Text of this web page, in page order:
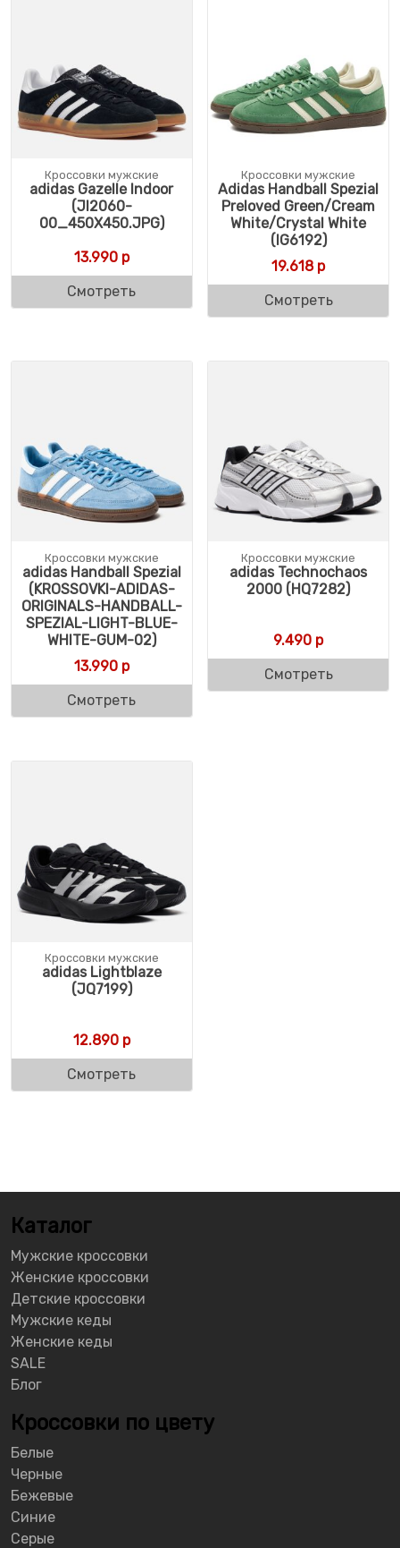
Кроссовки мужские
adidas Gazelle Indoor
(JI2060-
00_450X450.JPG)
13.990р
Смотреть
Кроссовки мужские
Adidas Handball Spezial
Preloved Green/Cream
White/Crystal White
(IG6192)
19.618р
Смотреть
Кроссовки мужские
adidas Handball Spezial
(KROSSOVKI-ADIDAS-
ORIGINALS-HANDBALL-
SPEZIAL-LIGHT-BLUE-
WHITE-GUM-02)
13.990р
Смотреть
Кроссовки мужские
adidas Technochaos
2000 (HQ7282)
9.490 р
Смотреть
Кроссовки мужские
adidas Lightblaze
(JQ7199)
12.890р
Смотреть
Каталог
Мужские кроссовки
Женские кроссовки
Детские кроссовки
Мужские кеды
Женские кеды
SALE
Блог
Кроссовки по цвету
Белые
Черные
Бежевые
Синие
Серые